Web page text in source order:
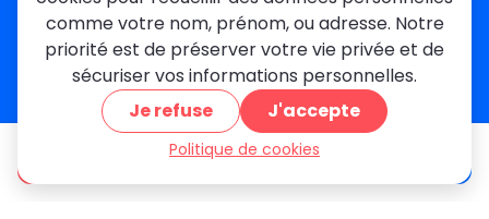
Seine-et-Marne
Contact
01 84 24 42 80
contact@metallerie-grand-paris.com
46 bis Av. du Maine, 75015 Paris
Devis gratuit
comme votre nom, prénom, ou adresse. Notre
priorité est de préserver votre vie privée et de
sécuriser vos informations personnelles.
Je refuse
J'accepte
Politique de cookies